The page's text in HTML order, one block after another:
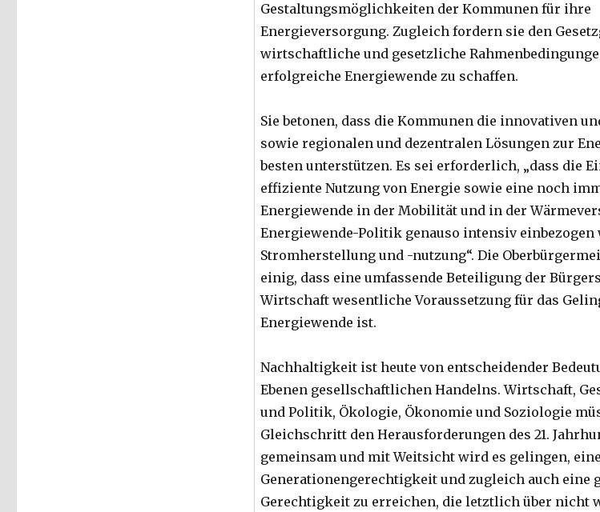
Gestaltungsmöglichkeiten der Kommunen für ihre
Energieversorgung. Zugleich fordern sie den
wirtschaftliche und gesetzliche
erfolgreiche Energiewende zu schaffen.
Sie betonen, dass die Kommunen die innovativen
sowie regionalen und dezentralen Lösungen zur
besten unterstützen. Es sei erforderlich, „dass die
effiziente Nutzung von Energie sowie eine noch
Energiewende in der Mobilität und in der
Energiewende-Politik genauso intensiv einbezogen
Stromherstellung und -nutzung“. Die
einig, dass eine umfassende Beteiligung der
Wirtschaft wesentliche Voraussetzung für das
Energiewende ist.
Nachhaltigkeit ist heute von entscheidender
Ebenen gesellschaftlichen Handelns. Wirtschaft,
und Politik, Ökologie, Ökonomie und Soziologie
Gleichschritt den Herausforderungen des 21.
gemeinsam und mit Weitsicht wird es gelingen, eine
Generationengerechtigkeit und zugleich auch eine
Gerechtigkeit zu erreichen, die letztlich über nicht